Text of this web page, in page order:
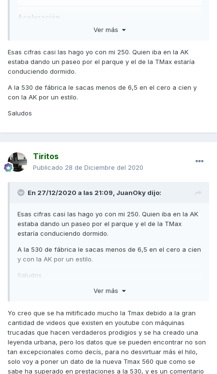
Aceleración
0-400 m
15,4 s / 145
16,4 s / 136
0-1.000 m
Ver más
Esas cifras casi las hago yo con mi 250. Quien iba en la AK
estaba dando un paseo por el parque y el de la TMax estaría
conduciendo dormido.
A la 530 de fábrica le sacas menos de 6,5 en el cero a cien y
con la AK por un estilo.
Saludos
Tiritos
Publicado 28 de Diciembre del 2020
En 27/12/2020 a las 21:09, JuanOky dijo:
Esas cifras casi las hago yo con mi 250. Quien iba en la AK
estaba dando un paseo por el parque y el de la TMax
estaría conduciendo dormido.
A la 530 de fábrica le sacas menos de 6,5 en el cero a cien
y con la AK por un estilo.
Saludos
Ver más
Yo creo que se ha mitificado mucho la Tmax debido a la gran
cantidad de videos que existen en youtube con máquinas
trucadas que hacen verdaderos prodigios y se ha creado una
leyenda urbana, pero los datos que se pueden encontrar no son
tan excepcionales como decís, para no desvirtuar más el hilo,
solo voy a poner un dato de la nueva Tmax 560 que como se
sabe ha superado en prestaciones a la 530, y es un comentario